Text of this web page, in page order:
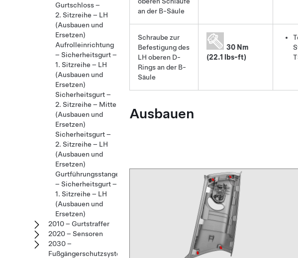
an der B-Säule
Schraube zur
Befestigung des
LH oberen D-
Rings an der B-
Säule
30 Nm
(22.1 lbs-ft)
Ausbauen
Gurtschloss –
2. Sitzreihe – LH
(Ausbauen und
Ersetzen)
Aufrolleinrichtung
– Sicherheitsgurt –
1. Sitzreihe – LH
(Ausbauen und
Ersetzen)
Sicherheitsgurt –
2. Sitzreihe – Mitte
(Ausbauen und
Ersetzen)
Sicherheitsgurt –
2. Sitzreihe – LH
(Ausbauen und
Ersetzen)
Gurtführungsstange
– Sicherheitsgurt –
1. Sitzreihe – LH
(Ausbauen und
Ersetzen)
2010 – Gurtstraffer
2020 – Sensoren
2030 –
Fußgängerschutzsystem